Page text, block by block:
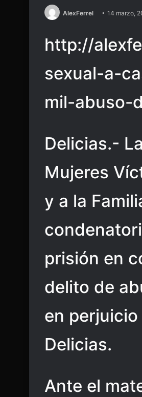
AlexFerrel 14 marzo,
http://
sexual-a-
mil-abuso-
Delicias.-
Mujeres
y a la
prisión en
delito de
en
Delicias.
Ante el